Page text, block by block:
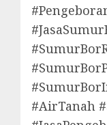
#AirTanah